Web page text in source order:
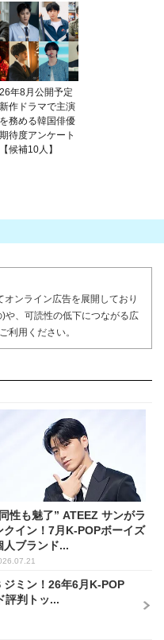
26年8月公開予定
新作ドラマで主演
を務める韓国俳優
期待度アンケート
【候補10人】
ンライン広告を展開しており
や、可読性の低下につながる広
利用ください。
性も魅了” ATEEZ サンがラ
クイン！7月K-POPボーイズ
人ブランド...
ミン！26年6月K-POP
評判トッ...